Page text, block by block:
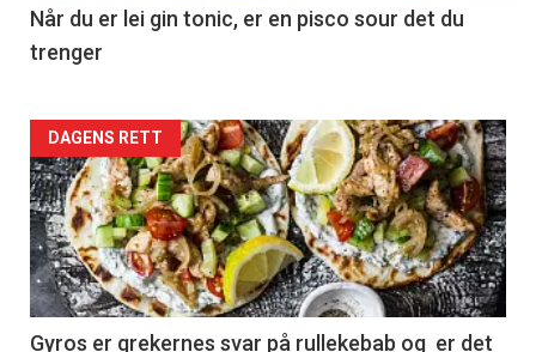
Når du er lei gin tonic, er en pisco sour det du
trenger
Forsiden
akkurat
nå
-
DAGENS RETT
Gyros er grekernes svar på rullekebab og er det